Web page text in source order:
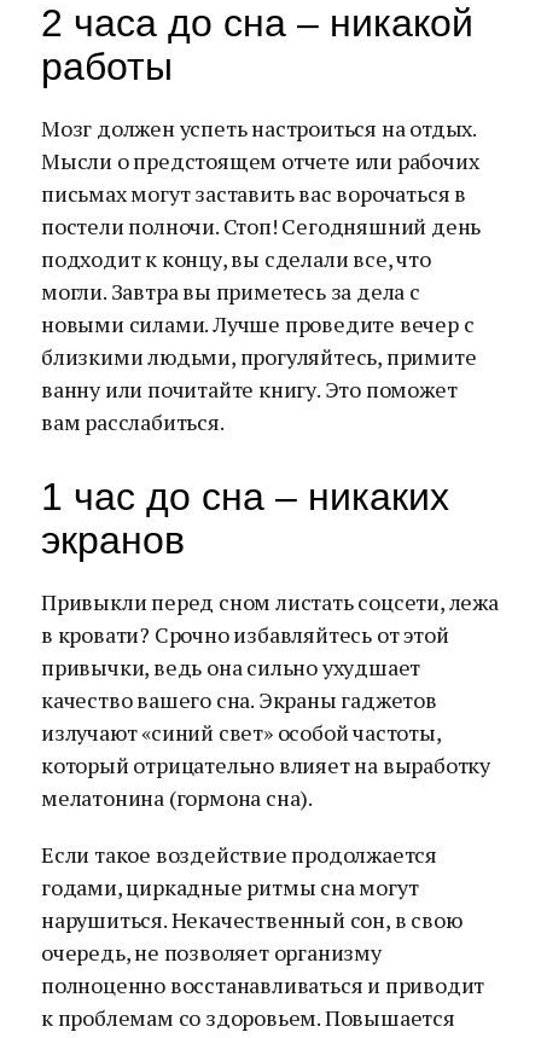
2 часа до сна – никакой
работы
Мозг должен успеть настроиться на отдых.
Мысли о предстоящем отчете или рабочих
письмах могут заставить вас ворочаться в
постели полночи. Стоп! Сегодняшний день
подходит к концу, вы сделали все, что
могли. Завтра вы приметесь за дела с
новыми силами. Лучше проведите вечер с
близкими людьми, прогуляйтесь, примите
ванну или почитайте книгу. Это поможет
вам расслабиться.
1 час до сна – никаких
экранов
Привыкли перед сном листать соцсети, лежа
в кровати? Срочно избавляйтесь от этой
привычки, ведь она сильно ухудшает
качество вашего сна. Экраны гаджетов
излучают «синий свет» особой частоты,
который отрицательно влияет на выработку
мелатонина (гормона сна).
Если такое воздействие продолжается
годами, циркадные ритмы сна могут
нарушиться. Некачественный сон, в свою
очередь, не позволяет организму
полноценно восстанавливаться и приводит
к проблемам со здоровьем. Повышается